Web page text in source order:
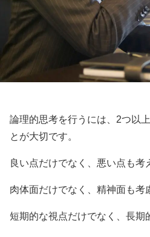
論理的思考を行うには、2つ以
とが大切です。
良い点だけでなく、悪い点も考
肉体面だけでなく、精神面も考
短期的な視点だけでなく、長期